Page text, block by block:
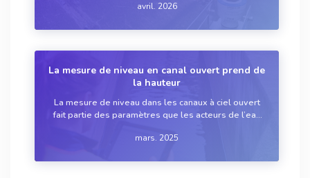
nous le rappelle régulièrement l’actualité, la mesure
avril. 2026
La mesure de niveau en canal ouvert prend de
la hauteur
La mesure de niveau dans les canaux à ciel ouvert
fait partie des paramètres que les acteurs de l’eau
cadre d’une meilleure gestion des ressources et de
mars. 2025